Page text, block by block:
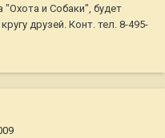
и Собаки", будет
друзей. Конт. тел. 8-495-